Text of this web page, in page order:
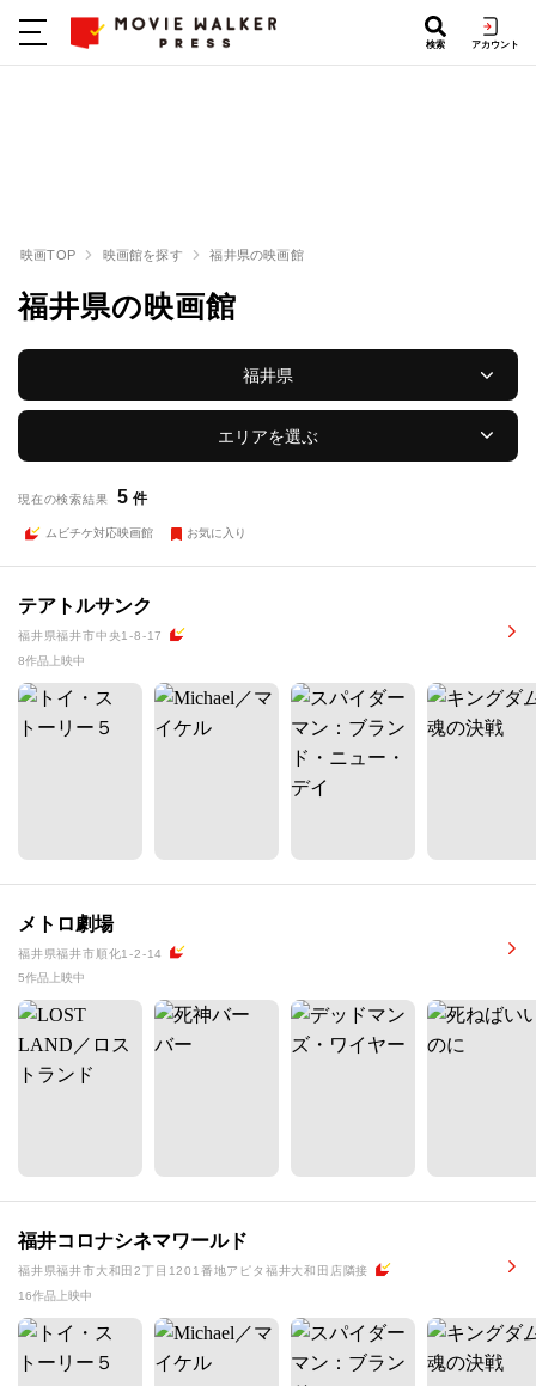
検索 アカウント
映画TOP 映画館を探す 福井県の映画館
福井県の映画館
福井県
エリアを選ぶ
現在の検索結果 5 件
ムビチケ対応映画館 お気に入り
テアトルサンク
福井県福井市中央1-8-17
8作品上映中
メトロ劇場
福井県福井市順化1-2-14
5作品上映中
福井コロナシネマワールド
福井県福井市大和田2丁目1201番地アピタ福井大和田店隣接
16作品上映中